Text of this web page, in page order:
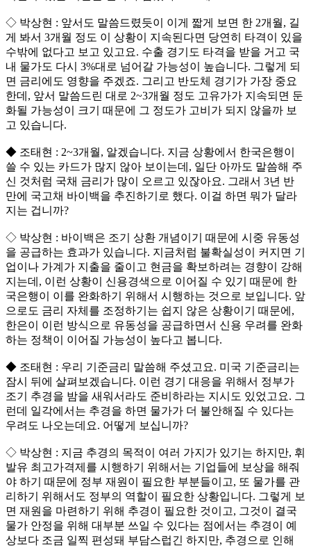
◇ 박상현 : 앞서도 말씀드렸듯이 이게 짧게 보면 한 2개월, 길
게 봐서 3개월 정도 이 상황이 지속된다면 당연히 타격이 있을
수밖에 없다고 보고 있고요. 수출 경기도 타격을 받을 거고 국
내 물가도 다시 3%대로 넘어갈 가능성이 높습니다. 그렇게 되
면 금리에도 영향을 주겠죠. 그리고 반도체 경기가 가장 중요
한데, 앞서 말씀드린 대로 2~3개월 정도 고유가가 지속되면 둔
화될 가능성이 크기 때문에 그 정도가 고비가 되지 않을까 보
고 있습니다.
◆ 조태현 : 2~3개월, 알겠습니다. 지금 상황에서 한국은행이
쓸 수 있는 카드가 많지 않아 보이는데, 일단 아까도 말씀해 주
신 것처럼 국채 금리가 많이 오르고 있잖아요. 그래서 3년 반
만에 국고채 바이백을 추진하기로 했다. 이걸 하면 뭐가 달라
지는 겁니까?
◇ 박상현 : 바이백은 조기 상환 개념이기 때문에 시중 유동성
을 공급하는 효과가 있습니다. 지금처럼 불확실성이 커지면 기
업이나 가계가 지출을 줄이고 현금을 확보하려는 경향이 강해
지는데, 이런 상황이 신용경색으로 이어질 수 있기 때문에 한
국은행이 이를 완화하기 위해서 시행하는 것으로 보입니다. 앞
으로도 금리 자체를 조정하기는 쉽지 않은 상황이기 때문에,
한은이 이런 방식으로 유동성을 공급하면서 신용 우려를 완화
하는 정책이 이어질 가능성이 높다고 봅니다.
◆ 조태현 : 우리 기준금리 말씀해 주셨고요. 미국 기준금리는
잠시 뒤에 살펴보겠습니다. 이런 경기 대응을 위해서 정부가
조기 추경을 밤을 새워서라도 준비하라는 지시도 있었고요. 그
런데 일각에서는 추경을 하면 물가가 더 불안해질 수 있다는
우려도 나오는데요. 어떻게 보십니까?
◇ 박상현 : 지금 추경의 목적이 여러 가지가 있기는 하지만, 휘
발유 최고가격제를 시행하기 위해서는 기업들에 보상을 해줘
야 하기 때문에 정부 재원이 필요한 부분들이고, 또 물가를 관
리하기 위해서도 정부의 역할이 필요한 상황입니다. 그렇게 보
면 재원을 마련하기 위해 추경이 필요한 것이고, 그것이 결국
물가 안정을 위해 대부분 쓰일 수 있다는 점에서는 추경이 예
상보다 조금 일찍 편성돼 부담스럽긴 하지만, 추경으로 인해